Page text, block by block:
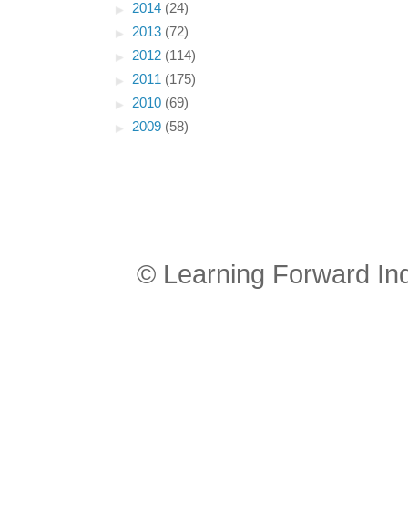
► 2014 (24)
► 2013 (72)
► 2012 (114)
► 2011 (175)
► 2010 (69)
► 2009 (58)
© Learning Forward